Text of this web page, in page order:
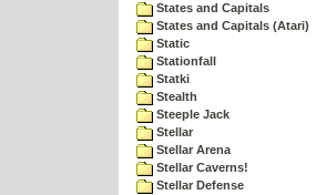
States and Capitals
States and Capitals (Atari)
Static
Stationfall
Statki
Stealth
Steeple Jack
Stellar
Stellar Arena
Stellar Caverns!
Stellar Defense